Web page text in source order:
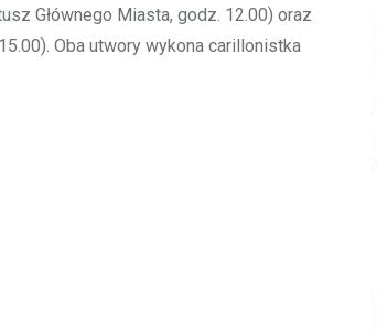
Głównego Miasta, godz. 12.00) oraz
Oba utwory wykona carillonistka